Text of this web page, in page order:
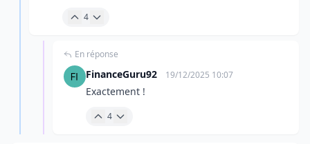
4
En réponse
FinanceGuru92 19/12/2025 10:07
Exactement !
4